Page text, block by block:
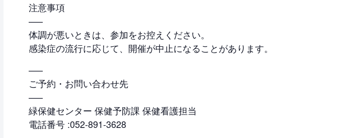
注意事項
—–
体調が悪いときは、参加をお控えください。
感染症の流行に応じて、開催が中止になることがあります。
—–
ご予約・お問い合わせ先
—–
緑保健センター 保健予防課 保健看護担当
電話番号 :052-891-3628